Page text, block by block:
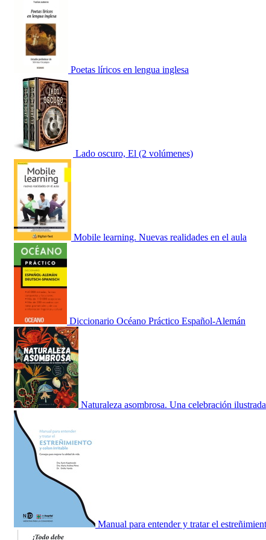
Poetas líricos en lengua inglesa
Lado oscuro, El (2 volúmenes)
Mobile learning. Nuevas realidades en el aula
Diccionario Océano Práctico Español-Alemán
Naturaleza asombrosa. Una celebración ilustrada
Manual para entender y tratar el